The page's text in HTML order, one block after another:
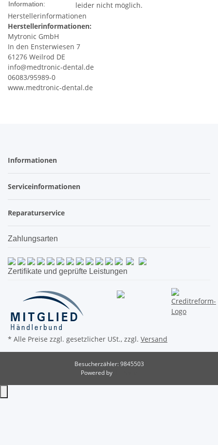
Information:
leider nicht möglich.
Herstellerinformationen
Herstellerinformationen:
Mytronic GmbH
In den Ensterwiesen 7
61276 Weilrod DE
info@medtronic-dental.de
06083/95989-0
www.medtronic-dental.de
Informationen
Serviceinformationen
Reparaturservice
Zahlungsarten
Zertifikate und geprüfte Leistungen
* Alle Preise zzgl. gesetzlicher USt., zzgl. Versand
Besucherzähler: 9845503
Powered by